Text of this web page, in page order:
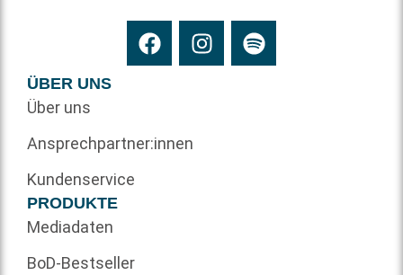
ÜBER UNS
Über uns
Ansprechpartner:innen
Kundenservice
PRODUKTE
Mediadaten
BoD-Bestseller